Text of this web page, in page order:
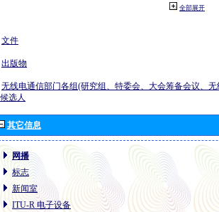
全部展开
文件
出版物
无线电通信部门各组(研究组、特委会、大会筹备会议、
选人
其它信息
网播
标志
新闻室
ITU-R 电子设备